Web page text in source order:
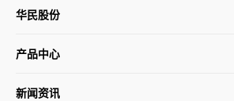
华民股份
产品中心
新闻资讯